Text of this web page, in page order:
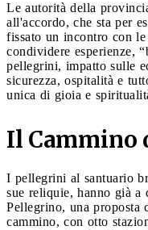
Le autorità della
all'accordo, che sta per
fissato un incontro con
condividere esperienze,
pellegrini, impatto sulle
sicurezza, ospitalità e
unica di gioia e
Il Cammino
I pellegrini al santuario
sue reliquie, hanno già a
Pellegrino, una proposta
cammino, con otto